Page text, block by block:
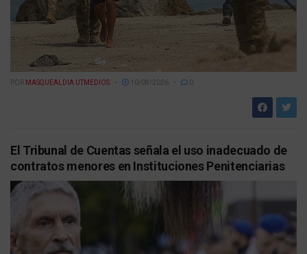
POR MASQUEALDIA UTMEDIOS 10/08/2026 0
El Tribunal de Cuentas señala el uso inadecuado de
contratos menores en Instituciones Penitenciarias